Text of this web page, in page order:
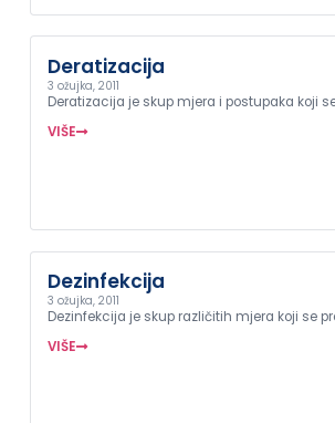
Deratizacija
3 ožujka, 2011
Deratizacija je skup mjera i postupaka koji
VIŠE
Dezinfekcija
3 ožujka, 2011
Dezinfekcija je skup različitih mjera koji se
VIŠE